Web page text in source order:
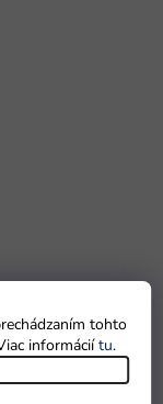
tohto
informáciítu.